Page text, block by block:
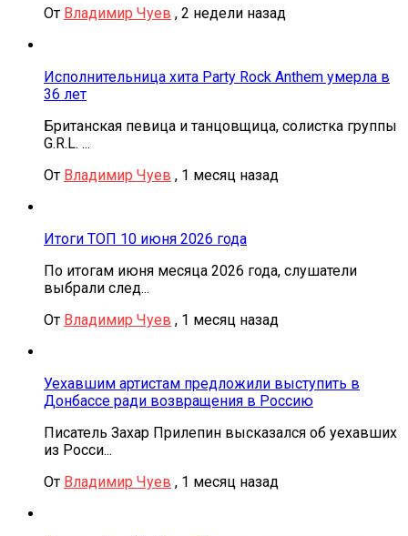
От Владимир Чуев , 2 недели назад
Исполнительница хита Party Rock Anthem умерла в
36 лет
Британская певица и танцовщица, солистка группы
G.R.L. ...
От Владимир Чуев , 1 месяц назад
Итоги ТОП 10 июня 2026 года
По итогам июня месяца 2026 года, слушатели
выбрали след...
От Владимир Чуев , 1 месяц назад
Уехавшим артистам предложили выступить в
Донбассе ради возвращения в Россию
Писатель Захар Прилепин высказался об уехавших
из Росси...
От Владимир Чуев , 1 месяц назад